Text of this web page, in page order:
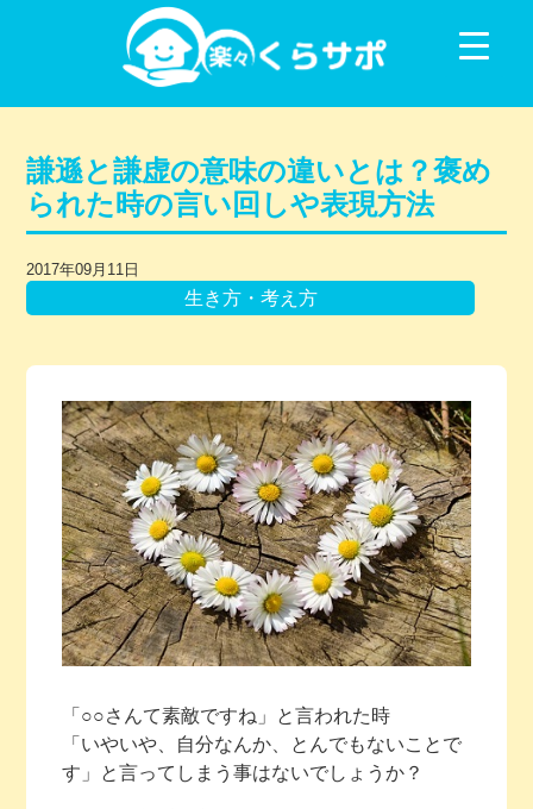
コンテンツに移動
謙遜と謙虚の意味の違いとは？褒め
られた時の言い回しや表現方法
2017年09月11日
生き方・考え方
「○○さんて素敵ですね」と言われた時
「いやいや、自分なんか、とんでもないことで
す」と言ってしまう事はないでしょうか？